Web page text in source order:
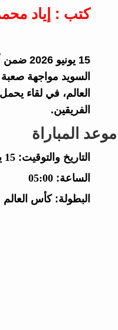
كتب : إياد
15
السويد مواجهة
العالم، في لقاء
الفريقين.
موعد المباراة
التاريخ والتوقيت: 15 يونيو 2026
الساعة: 05:00
البطولة: كأس العالم